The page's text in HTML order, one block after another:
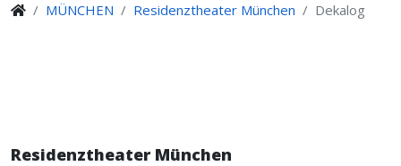
MÜNCHEN Residenztheater München Dekalog
Residenztheater München